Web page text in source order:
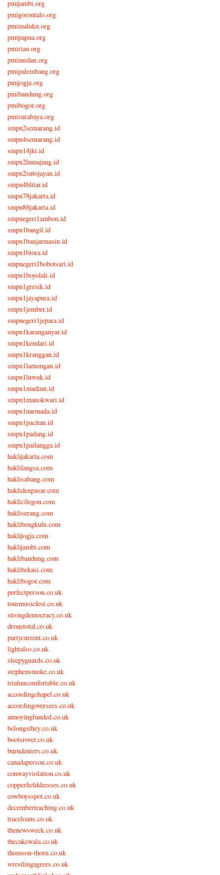
pmijambi.org
pmigorontalo.org
pmimaluku.org
pmipapua.org
pmiriau.org
pmimedan.org
pmipalembang.org
pmijogja.org
pmibandung.org
pmibogor.org
pmisurabaya.org
smpn2semarang.id
smpn4semarang.id
smpn14jkt.id
smpn2lumajang.id
smpn2sutojayan.id
smpn4blitar.id
smpn78jakarta.id
smpn88jakarta.id
smpnegeri1ambon.id
smpn1bangil.id
smpn1banjarmasin.id
smpn1biora.id
smpnegeri1bobotsari.id
smpn1boyolali.id
smpn1gresik.id
smpn1jayapura.id
smpn1jember.id
smpnegeri1jepara.id
smpn1karanganyar.id
smpn1kendari.id
smpn1kranggan.id
smpn1lamongan.id
smpn1luwuk.id
smpn1madiun.id
smpn1manokwari.id
smpn1narmada.id
smpn1pacitan.id
smpn1padang.id
smpn1pailangga.id
haklijakarta.com
haklilangsa.com
haklisabang.com
haklidenpasar.com
haklicilegon.com
hakliserang.com
haklibengkulu.com
haklijogja.com
haklijambi.com
haklibandung.com
haklibekasi.com
haklibogor.com
perfectperson.co.uk
tourmusicfest.co.uk
strongdemocracy.co.uk
dronetotal.co.uk
partycurrent.co.uk
lightalso.co.uk
sleepyguards.co.uk
stephensmoke.co.uk
trialuncomfortable.co.uk
accordingchapel.co.uk
accordingoversees.co.uk
annoyingfunded.co.uk
belongsthey.co.uk
bootsrover.co.uk
burndeniers.co.uk
canadaperson.co.uk
conwayviolation.co.uk
copperfielddresses.co.uk
cowboysspot.co.uk
decemberteaching.co.uk
traceloans.co.uk
thenewsweek.co.uk
thecakewala.co.uk
thomson-thorn.co.uk
wrestlingagrees.co.uk